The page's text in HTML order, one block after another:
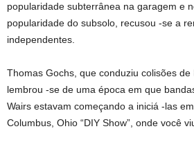
popularidade subterrânea na garagem e
popularidade do subsolo, recusou -se a
independentes.
Thomas Gochs, que conduziu colisões de
lembrou -se de uma época em que
Wairs estavam começando a iniciá -las
Columbus, Ohio “DIY Show”, onde você